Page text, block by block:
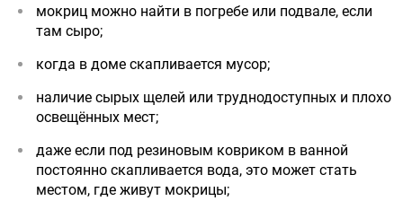
мокриц можно найти в погребе или подвале, если
там сыро;
когда в доме скапливается мусор;
наличие сырых щелей или труднодоступных и плохо
освещённых мест;
даже если под резиновым ковриком в ванной
постоянно скапливается вода, это может стать
местом, где живут мокрицы;